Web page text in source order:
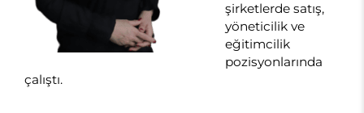
şirketlerde satış,
yöneticilik ve
eğitimcilik
pozisyonlarında
çalıştı.